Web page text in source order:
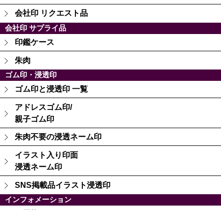
会社印 リクエスト品
会社印 サプライ品
印鑑ケース
朱肉
ゴム印・浸透印
ゴム印と浸透印 一覧
アドレスゴム印/
親子ゴム印
朱肉不要の浸透ネーム印
イラスト入り印面
浸透ネーム印
SNS掲載品イラスト浸透印
インフォメーション